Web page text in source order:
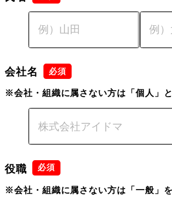
会社名
※会社・組織に属さない方は「個人」
役職
※会社・組織に属さない方は「一般」